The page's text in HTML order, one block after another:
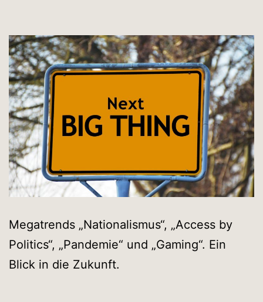
Megatrends „Nationalismus“, „Access by
Politics“, „Pandemie“ und „Gaming“. Ein
Blick in die Zukunft.